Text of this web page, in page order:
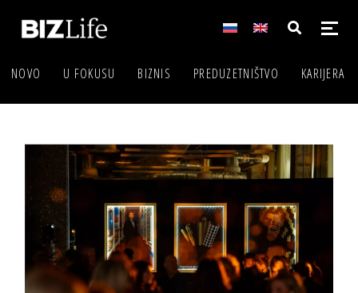
NOVO U FOKUSU BIZNIS PREDUZETNIŠTVO KARIJERA